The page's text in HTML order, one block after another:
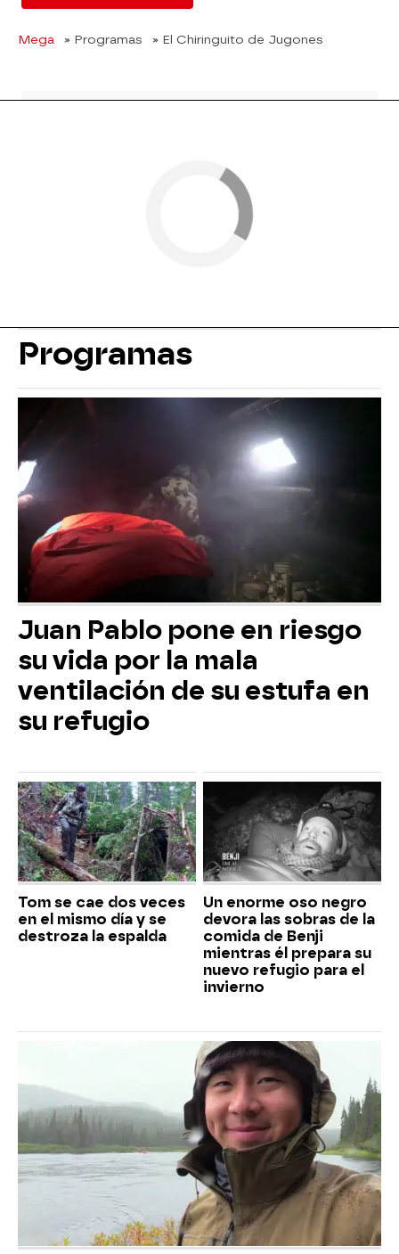
Mega » Programas » El Chiringuito de Jugones
Programas
Juan Pablo pone en riesgo
su vida por la mala
ventilación de su estufa en
su refugio
Tom se cae dos veces
en el mismo día y se
destroza la espalda
Un enorme oso negro
devora las sobras de la
comida de Benji
mientras él prepara su
nuevo refugio para el
invierno